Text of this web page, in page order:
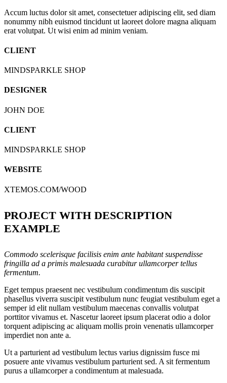
Accum luctus dolor sit amet, consectetuer adipiscing elit, sed diam
nonummy nibh euismod tincidunt ut laoreet dolore magna aliquam
erat volutpat. Ut wisi enim ad minim veniam.
CLIENT
MINDSPARKLE SHOP
DESIGNER
JOHN DOE
CLIENT
MINDSPARKLE SHOP
WEBSITE
XTEMOS.COM/WOOD
PROJECT WITH DESCRIPTION
EXAMPLE
Commodo scelerisque facilisis enim ante habitant suspendisse
fringilla ad a primis malesuada curabitur ullamcorper tellus
fermentum.
Eget tempus praesent nec vestibulum condimentum dis suscipit
phasellus viverra suscipit vestibulum nunc feugiat vestibulum eget a
semper id elit nullam vestibulum maecenas convallis volutpat
porttitor vivamus et. Nascetur laoreet ipsum placerat odio a dolor
torquent adipiscing ac aliquam mollis proin venenatis ullamcorper
imperdiet non ante a.
Ut a parturient ad vestibulum lectus varius dignissim fusce mi
posuere ante vivamus vestibulum parturient sed. A sit fermentum
purus a ullamcorper a condimentum at malesuada.